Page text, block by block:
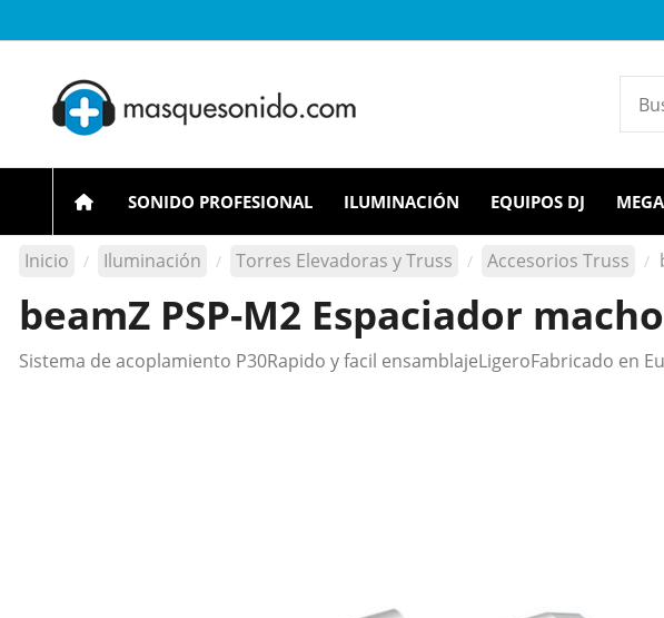
SONIDO PROFESIONAL ILUMINACIÓN EQUIPOS DJ
Inicio Iluminación Torres Elevadoras y Truss Accesorios Truss
beamZ PSP-M2 Espaciador
Sistema de acoplamiento P30Rapido y facil ensamblajeLigeroFabricado en